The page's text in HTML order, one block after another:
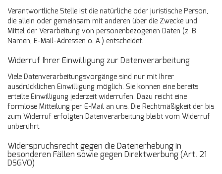
Verantwortliche Stelle ist die natürliche oder juristische Person,
die allein oder gemeinsam mit anderen über die Zwecke und
Mittel der Verarbeitung von personenbezogenen Daten (z. B.
Namen, E-Mail-Adressen o. Ä.) entscheidet.
Widerruf Ihrer Einwilligung zur Datenverarbeitung
Viele Datenverarbeitungsvorgänge sind nur mit Ihrer
ausdrücklichen Einwilligung möglich. Sie können eine bereits
erteilte Einwilligung jederzeit widerrufen. Dazu reicht eine
formlose Mitteilung per E-Mail an uns. Die Rechtmäßigkeit der bis
zum Widerruf erfolgten Datenverarbeitung bleibt vom Widerruf
unberührt.
Widerspruchsrecht gegen die Datenerhebung in
besonderen Fällen sowie gegen Direktwerbung (Art. 21
DSGVO)